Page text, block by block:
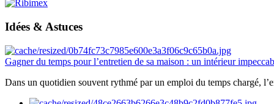
Idées & Astuces
Gagner du temps pour l’entretien de sa maison : un intérieur
Dans un quotidien souvent rythmé par un emploi du temps chargé,